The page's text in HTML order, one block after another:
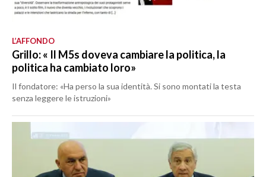
L’AFFONDO
Grillo: « Il M5s doveva cambiare la politica, la
politica ha cambiato loro»
Il fondatore: «Ha perso la sua identità. Si sono montati la testa
senza leggere le istruzioni»